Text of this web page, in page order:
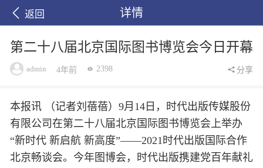
返回 详情
第二十八届北京国际图书博览会今日开幕
admin 4年前 2398 分享
本报讯 （记者刘蓓蓓）9月14日，时代出版传媒股份
有限公司在第二十八届北京国际图书博览会上举办
“新时代 新启航 新高度”——2021时代出版国际合作
北京畅谈会。今年图博会，时代出版携建党百年献礼